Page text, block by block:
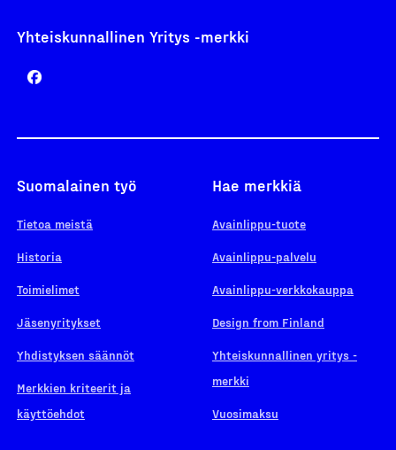
Yhteiskunnallinen Yritys -merkki
Suomalainen työ
Tietoa meistä
Historia
Toimielimet
Jäsenyritykset
Yhdistyksen säännöt
Merkkien kriteerit ja
käyttöehdot
Hae merkkiä
Avainlippu-tuote
Avainlippu-palvelu
Avainlippu-verkkokauppa
Design from Finland
Yhteiskunnallinen yritys -
merkki
Vuosimaksu